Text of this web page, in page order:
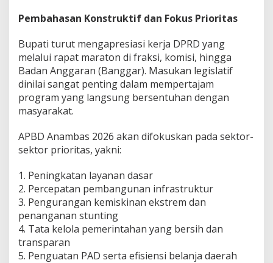
Pembahasan Konstruktif dan Fokus Prioritas
Bupati turut mengapresiasi kerja DPRD yang
melalui rapat maraton di fraksi, komisi, hingga
Badan Anggaran (Banggar). Masukan legislatif
dinilai sangat penting dalam mempertajam
program yang langsung bersentuhan dengan
masyarakat.
APBD Anambas 2026 akan difokuskan pada sektor-
sektor prioritas, yakni:
1. Peningkatan layanan dasar
2. Percepatan pembangunan infrastruktur
3. Pengurangan kemiskinan ekstrem dan
penanganan stunting
4. Tata kelola pemerintahan yang bersih dan
transparan
5. Penguatan PAD serta efisiensi belanja daerah